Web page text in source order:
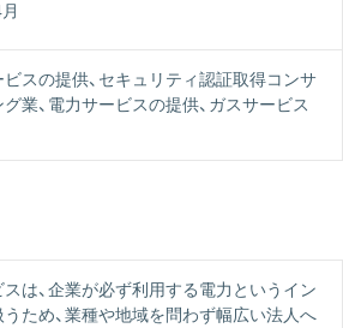
スの提供、セキュリティ認証取得コンサ
業、電力サービスの提供、ガスサービス
は、企業が必ず利用する電力というイン
うため、業種や地域を問わず幅広い法人へ